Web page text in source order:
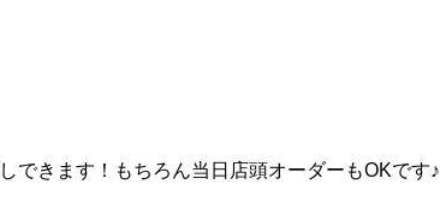
できます！もちろん当日店頭オーダーもOKです♪